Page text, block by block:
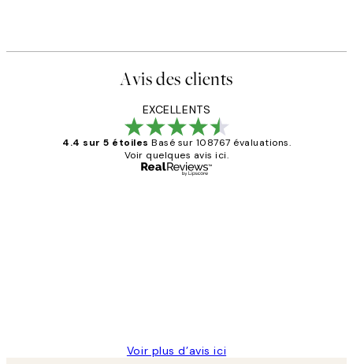
Avis des clients
EXCELLENTS
4.4 sur 5 étoiles Basé sur 108767 évaluations.
Voir quelques avis ici.
Voir plus d’avis ici